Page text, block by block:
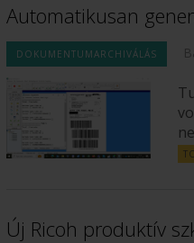
Automatikusan
DOKUMENTUMARCHIVÁLÁS
Új Ricoh produktív